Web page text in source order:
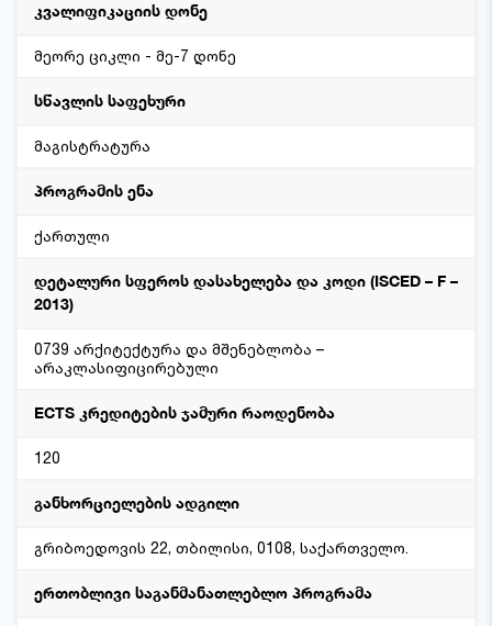
კვალიფიკაციის დონე
მეორე ციკლი - მე-7 დონე
სწავლის საფეხური
მაგისტრატურა
პროგრამის ენა
ქართული
დეტალური სფეროს დასახელება და კოდი (ISCED – F –
2013)
0739 არქიტექტურა და მშენებლობა –
არაკლასიფიცირებული
ECTS კრედიტების ჯამური რაოდენობა
120
განხორციელების ადგილი
გრიბოედოვის 22, თბილისი, 0108, საქართველო.
ერთობლივი საგანმანათლებლო პროგრამა